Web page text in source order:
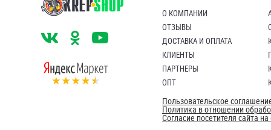
О КОМПАНИИ
ОТЗЫВЫ
ДОСТАВКА И ОПЛАТА
КЛИЕНТЫ
ПАРТНЕРЫ
ОПТ
Пользовательское
Политика в отношении
Согласие посетителя сайта